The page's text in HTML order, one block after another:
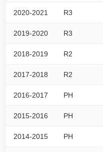
2020-2021 R3
2019-2020 R3
2018-2019 R2
2017-2018 R2
2016-2017 PH
2015-2016 PH
2014-2015 PH